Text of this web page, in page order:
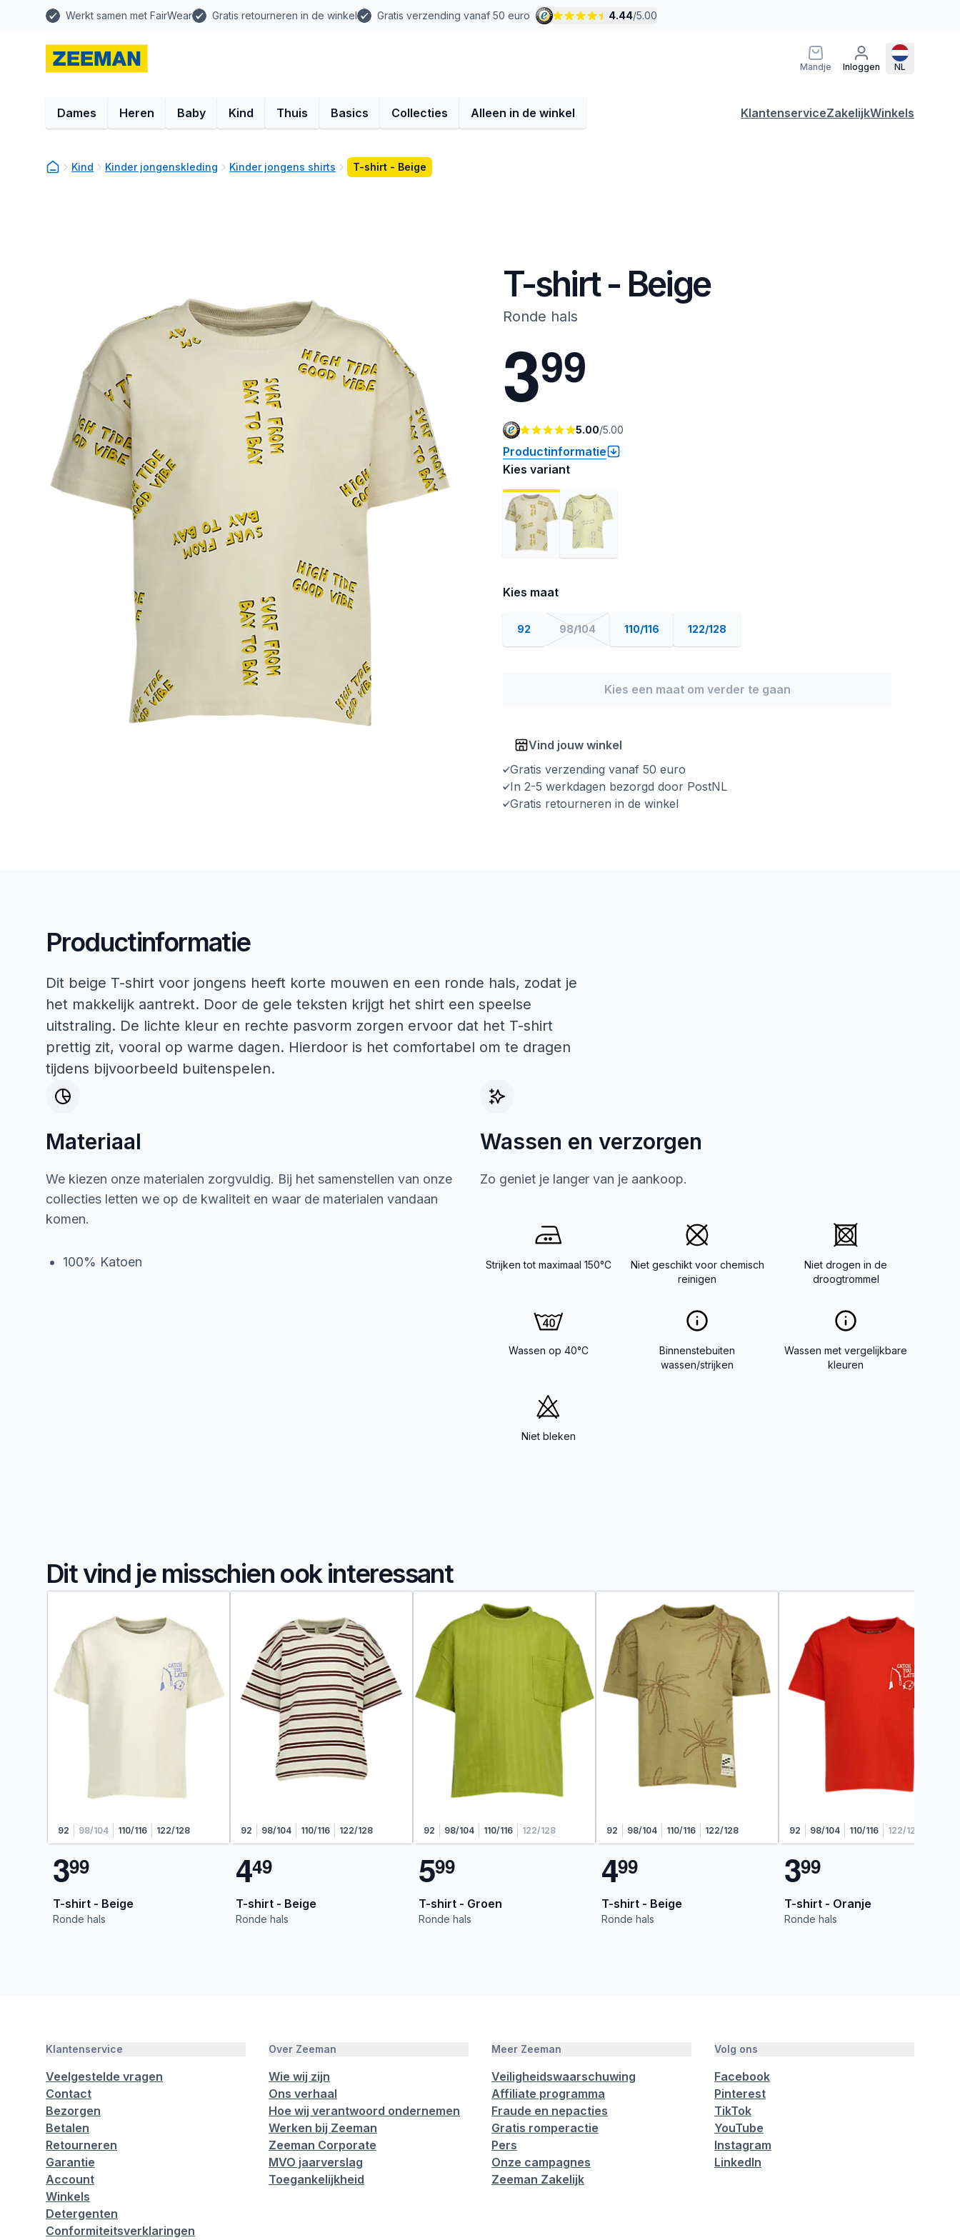
Werkt samen met FairWear Gratis retourneren in de winkel Gratis verzending vanaf 50 euro 4.44/5.00
Mandje Inloggen NL
Dames Heren Baby Kind Thuis Basics Collecties Alleen in de winkel KlantenserviceZakelijkWinkels
Kind Kinder jongenskleding Kinder jongens shirts T-shirt - Beige
T-shirt - Beige
Ronde hals
399
5.00/5.00
Productinformatie
Kies variant
Kies maat
92 98/104 110/116 122/128
Kies een maat om verder te gaan
Vind jouw winkel
Gratis verzending vanaf 50 euro
In 2-5 werkdagen bezorgd door PostNL
Gratis retourneren in de winkel
Productinformatie
Dit beige T-shirt voor jongens heeft korte mouwen en een ronde hals, zodat je
het makkelijk aantrekt. Door de gele teksten krijgt het shirt een speelse
uitstraling. De lichte kleur en rechte pasvorm zorgen ervoor dat het T-shirt
prettig zit, vooral op warme dagen. Hierdoor is het comfortabel om te dragen
tijdens bijvoorbeeld buitenspelen.
Materiaal
We kiezen onze materialen zorgvuldig. Bij het samenstellen van onze
collecties letten we op de kwaliteit en waar de materialen vandaan
komen.
100% Katoen
Wassen en verzorgen
Zo geniet je langer van je aankoop.
Strijken tot maximaal 150°C
Niet geschikt voor chemisch
reinigen
Niet drogen in de
droogtrommel
Wassen op 40°C
Binnenstebuiten
wassen/strijken
Wassen met vergelijkbare
kleuren
Niet bleken
Dit vind je misschien ook interessant
92 98/104 110/116 122/128
399
T-shirt - Beige
Ronde hals
92 98/104 110/116 122/128
449
T-shirt - Beige
Ronde hals
92 98/104 110/116 122/128
599
T-shirt - Groen
Ronde hals
92 98/104 110/116 122/128
499
T-shirt - Beige
Ronde hals
92 98/104 110/116 122/128
399
T-shirt - Oranje
Ronde hals
Klantenservice
Veelgestelde vragen
Contact
Bezorgen
Betalen
Retourneren
Garantie
Account
Winkels
Detergenten
Conformiteitsverklaringen
Over Zeeman
Wie wij zijn
Ons verhaal
Hoe wij verantwoord ondernemen
Werken bij Zeeman
Zeeman Corporate
MVO jaarverslag
Toegankelijkheid
Meer Zeeman
Veiligheidswaarschuwing
Affiliate programma
Fraude en nepacties
Gratis romperactie
Pers
Onze campagnes
Zeeman Zakelijk
Volg ons
Facebook
Pinterest
TikTok
YouTube
Instagram
LinkedIn